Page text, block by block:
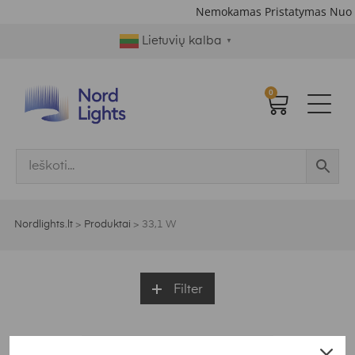
Nemokamas Pristatymas Nuo
Lietuvių kalba ▼
0
Nordlights.lt > Produktai > 33,1 W
Filter